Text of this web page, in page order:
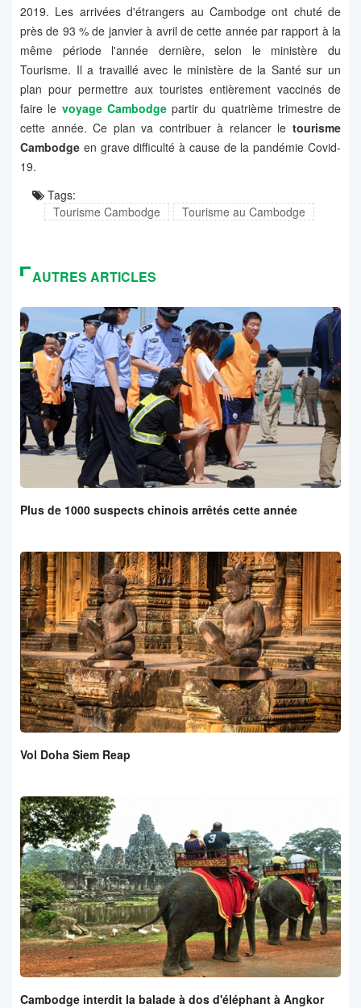
2019. Les arrivées d'étrangers au Cambodge ont chuté de
près de 93 % de janvier à avril de cette année par rapport à la
même période l'année dernière, selon le ministère du
Tourisme. Il a travaillé avec le ministère de la Santé sur un
plan pour permettre aux touristes entièrement vaccinés de
faire le voyage Cambodgepartir du quatrième trimestre de
cette année. Ce plan va contribuer à relancer le tourisme
Cambodge en grave difficulté à cause de la pandémie Covid-
19.
Tags:
Tourisme Cambodge
Tourisme au Cambodge
AUTRES ARTICLES
Plus de 1000 suspects chinois arrêtés cette année
Vol Doha Siem Reap
Cambodge interdit la balade à dos d'éléphant à Angkor